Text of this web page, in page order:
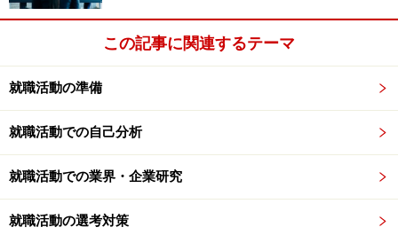
プラス面で最も大きいのは、内定後に気軽に他の内定者
用活動の中で内定者専用のSNSグループを作り、そこで
学生同士の交流を促すことが多い。
かつて内定者は内定者向けの懇親会や内定式ではじめて
他の内定者や社員と会うケースが多かったが、現在は直
接会わなくても内定者同士や社員とコミュニケーション
この記事に関連するテーマ
就職活動の準備
就職活動での自己分析
就職活動での業界・企業研究
就職活動の選考対策